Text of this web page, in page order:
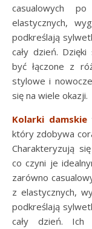
casualowych
elastycznych,
podkreślają
cały dzień.
być łączone z
stylowe i
się na wiele okazji.
Kolarki damskie
który zdobywa
Charakteryzują
co czyni je
zarówno
z elastycznych,
podkreślają
cały dzień. Ich